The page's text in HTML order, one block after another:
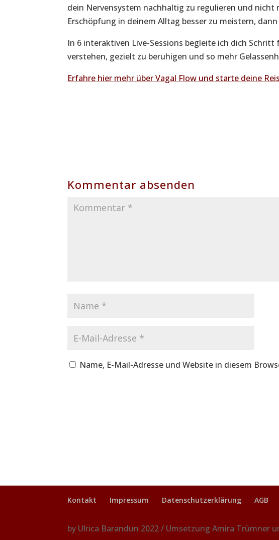
dein Nervensystem nachhaltig zu regulieren und
Erschöpfung in deinem Alltag besser zu meistern,
In 6 interaktiven Live-Sessions begleite ich dich
verstehen, gezielt zu beruhigen und so mehr
Erfahre hier mehr über Vagal Flow und starte deine
Kommentar absenden
Name, E-Mail-Adresse und Website in diesem
Kontakt Impressum Datenschutzerklärung AGB
by Ulrica Barandun 2022 / Umsetzung Amira Trümner